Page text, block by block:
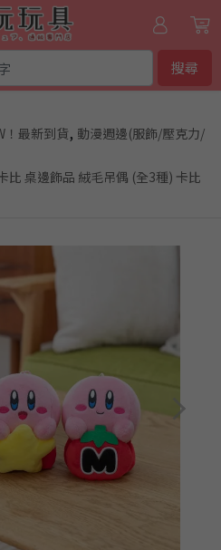
搜尋
！最新到貨, 動漫週邊(服飾/壓克力/
比 桌邊飾品 絨毛吊偶 (全3種) 卡比